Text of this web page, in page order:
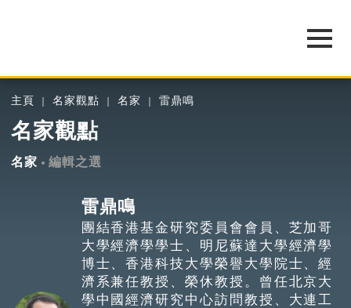
主頁 名家觀點 名家 雷鼎鳴
名家觀點
名家 編輯之選
雷鼎鳴
團結香港基金研究委員會會員、芝加哥
大學經濟學學士、明尼蘇達大學經濟學
博士、香港科技大學榮譽大學院士、經
濟系兼任教授、榮休教授。曾任北京大
學中國經濟研究中心訪問教授、大連工